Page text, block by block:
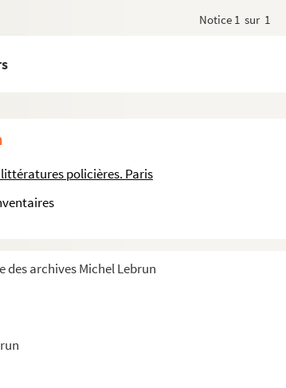
Notice 1 sur 1
policières. Paris
des archives Michel Lebrun
- Dessins humour
diverse
OSS 117 - Furie à Bahia